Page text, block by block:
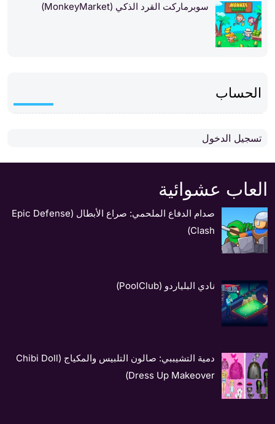
سوبرماركت القرد الذكي (MonkeyMarket)
الحساب
تسجيل الدخول
العاب عشوائية
صدام الدفاع الملحمي: صراع الأبطال (Epic Defense
Clash)
نادي البلياردو (PoolClub)
دمية التشيببي: صالون التلبيس والمكياج (Chibi Doll
Dress Up Makeover)